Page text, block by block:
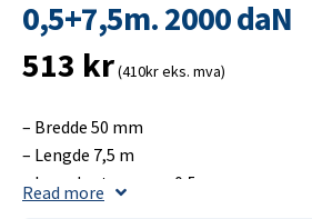
0,5+7,5m. 2000 daN
513 kr(410kr eks. mva)
– Bredde 50 mm
– Lengde 7,5 m
– Lengde strammer 0,5 m
Read more